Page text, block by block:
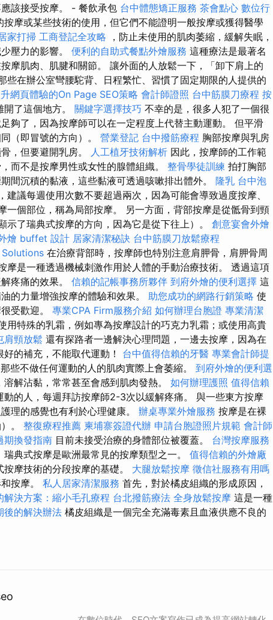
該接受按摩。 - 餐飲承包 台中體態矯正服務 茶會點心 數位行
摩或某些技術的使用，但它們不能證明一般按摩或獲得醫學
家打掃 工商登記全攻略 ，防止未使用的肌肉萎縮，緩解失眠，
壓力的影響。 便利的自助式餐點外燴服務 這種療法是最著名
摩肌肉、肌腱和關節。 讓外面的人放鬆一下，「卸下肩上的
些在辦公室彎腰駝背、日程繁忙、習慣了固定期限的人提供的
網頁體驗的On Page SEO策略 會計師證照 台中筋膜刀療程 按
了這個地方。 關鍵字選擇技巧 不幸的是，很多人犯了一個很
夠了，因為按摩師可以在一定程度上代替主動運動。 但平滑
（即冒號的方向）。 營業登記 台中撥筋療程 胸部按摩與乳房
，但要避開乳房。
人工植牙技術解析 因此，按摩師的工作範
而不是按摩男性或女性的腺體組織。 整骨學徒訓練 拍打胸部
間沉積的黏液，這些黏液可透過咳嗽排出體外。 隆乳 台中泡
建議每週使用次數不要超過兩次，因為可能會導致過度按摩、
一個部位，稱為局部按摩。 另一方面，背部按摩是從骶骨到頸
示了瑞典式按摩的方向，因為它是從下往上）。 創意宴會外燴
燴 buffet 設計 居家清潔秘訣 台中筋膜刀放鬆療程
在治療背部時，按摩師也特別注意肩胛骨，肩胛骨周
摩是一種透過機械刺激作用於人體的手動治療技術。 透過這項
疼痛的效果。 信賴的記帳事務所夥伴 到府外燴的便利選擇 這
的力量增強按摩的體驗和效果。 助您成功的網路行銷策略 使
受歡迎。 專業CPA Firm服務介紹 如何辦理台胞證 專業清潔
用特殊的乳霜，例如專為按摩設計的巧克力乳霜；或使用高貴
肩頸放鬆 還有探路者一邊解決心理問題，一邊去按摩，因為在
的補充，不能取代運動！ 台中值得信賴的牙醫 專業會計師提
那些不做任何運動的人的肌肉實際上會萎縮。 到府外燴的便利選
解沾黏，常常甚至會感到肌肉發熱。 如何辦理護照 值得信賴
動的人，每週拜訪按摩師2-3次以緩解疼痛。 與一些東方按摩
理的感覺也有利於心理健康。 辦桌專業外燴服務 按摩是在裸
。 整復療程推薦 柬埔寨簽證代辦 申請台胞證照片規範 會計師
期換發指南 目前未接受治療的身體部位被覆蓋。 台灣按摩服務
典式按摩是歐洲最常見的按摩類型之一。 值得信賴的外燴廠
摩技術的分段按摩的基礎。 大腿放鬆按摩 徵信社服務有用嗎
按摩。 私人居家清潔服務 首先，對於橘皮組織的形成原因，
解決方案：縮小毛孔療程 台北撥筋療法 全身放鬆按摩 這是一種
後的解決辦法 橘皮組織是一個完全充滿毒素且血液供應不良的